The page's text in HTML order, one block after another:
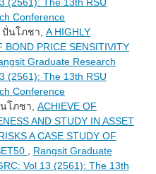
Conference
นโภชา, A HIGHLY
BOND PRICE SENSITIVITY
Graduate Research
(2561): The 13th RSU
Conference
โภชา, ACHIEVE OF
AND STUDY IN ASSET
A CASE STUDY OF
Rangsit Graduate
Vol 13 (2561): The 13th